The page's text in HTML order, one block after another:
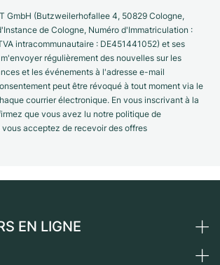
GmbH (Butzweilerhofallee 4, 50829 Cologne,
de Cologne, Numéro d'Immatriculation :
intracommunautaire : DE451441052) et ses
régulièrement des nouvelles sur les
et les événements à l'adresse e-mail
peut être révoqué à tout moment via le
courrier électronique. En vous inscrivant à la
que vous avez lu notre politique de
acceptez de recevoir des offres
EN LIGNE